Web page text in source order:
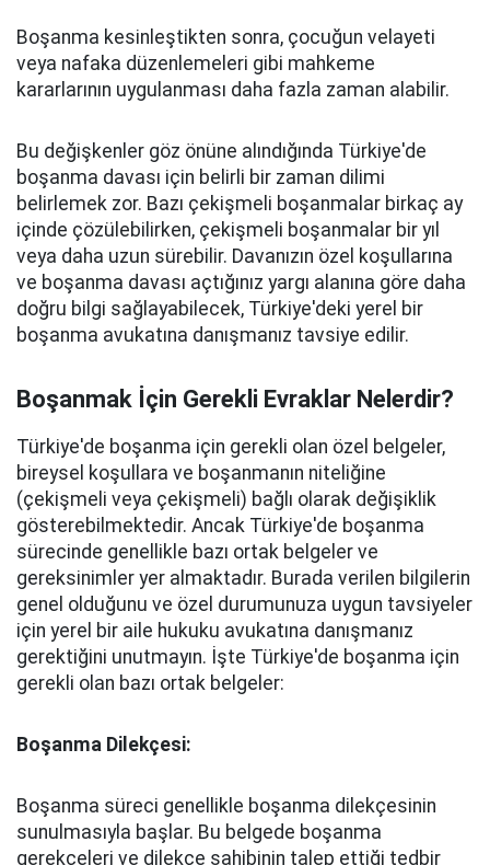
Boşanma kesinleştikten sonra, çocuğun velayeti
veya nafaka düzenlemeleri gibi mahkeme
kararlarının uygulanması daha fazla zaman alabilir.
Bu değişkenler göz önüne alındığında Türkiye'de
boşanma davası için belirli bir zaman dilimi
belirlemek zor. Bazı çekişmeli boşanmalar birkaç ay
içinde çözülebilirken, çekişmeli boşanmalar bir yıl
veya daha uzun sürebilir. Davanızın özel koşullarına
ve boşanma davası açtığınız yargı alanına göre daha
doğru bilgi sağlayabilecek, Türkiye'deki yerel bir
boşanma avukatına danışmanız tavsiye edilir.
Boşanmak İçin Gerekli Evraklar Nelerdir?
Türkiye'de boşanma için gerekli olan özel belgeler,
bireysel koşullara ve boşanmanın niteliğine
(çekişmeli veya çekişmeli) bağlı olarak değişiklik
gösterebilmektedir. Ancak Türkiye'de boşanma
sürecinde genellikle bazı ortak belgeler ve
gereksinimler yer almaktadır. Burada verilen bilgilerin
genel olduğunu ve özel durumunuza uygun tavsiyeler
için yerel bir aile hukuku avukatına danışmanız
gerektiğini unutmayın. İşte Türkiye'de boşanma için
gerekli olan bazı ortak belgeler:
Boşanma Dilekçesi:
Boşanma süreci genellikle boşanma dilekçesinin
sunulmasıyla başlar. Bu belgede boşanma
gerekçeleri ve dilekçe sahibinin talep ettiği tedbir